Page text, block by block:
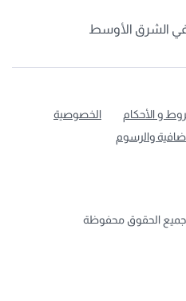
الشرق الأوسط
و الأحكام
الخصوصية
والرسوم
جميع الحقوق محفوظة